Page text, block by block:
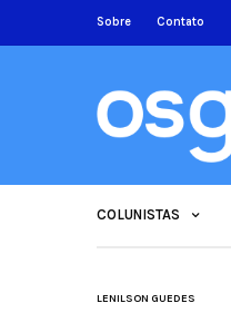
Sobre Contato
COLUNISTAS
LENILSON GUEDES